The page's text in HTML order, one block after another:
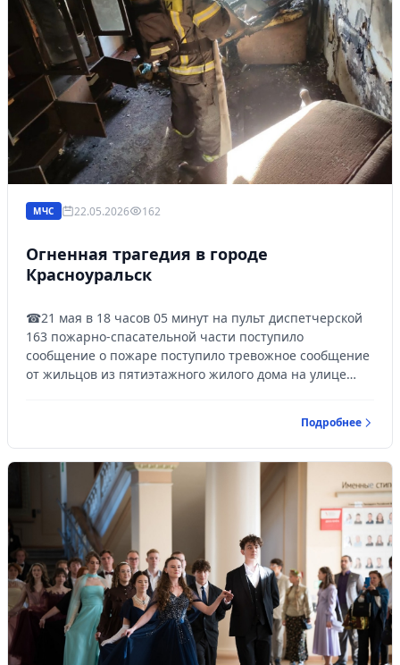
МЧС 22.05.2026 162
Огненная трагедия в городе
Красноуральск
☎21 мая в 18 часов 05 минут на пульт диспетчерской
163 пожарно-спасательной части поступило
сообщение о пожаре поступило тревожное сообщение
от жильцов из пятиэтажного жилого дома на улице
Подробнее